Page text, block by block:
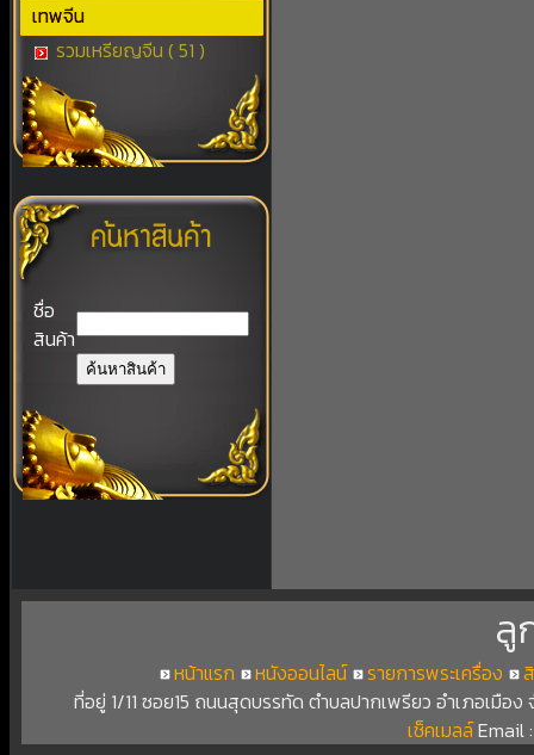
เทพจีน
รวมเหรียญจีน ( 51 )
ชื่อ
สินค้า
ลู
หน้าแรก หนังออนไลน์ รายการพระเครื่อง
ที่อยู่ 1/11 ซอย15 ถนนสุดบรรทัด ตำบลปากเพรียว อำเภอเมือ
เช็คเมลล์Email